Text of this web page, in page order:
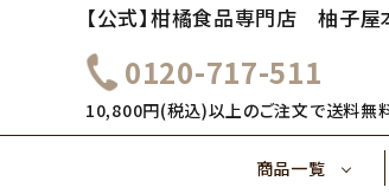
【公式】柑橘食品専門店 柚子
0120-717-511
10,800円(税込)以上のご注文で送料無
商品一覧
健康飲料
～1,000円